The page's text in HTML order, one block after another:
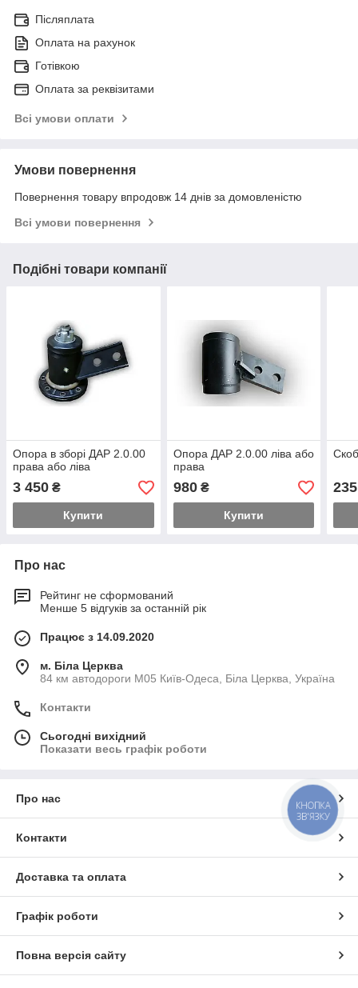
Післяплата
Оплата на рахунок
Готівкою
Оплата за реквізитами
Всі умови оплати
Умови повернення
Повернення товару впродовж 14 днів за домовленістю
Всі умови повернення
Подібні товари компанії
Опора в зборі ДАР 2.0.00
права або ліва
3 450 ₴
Купити
Опора ДАР 2.0.00 ліва або
права
980₴
Купити
235
Про нас
Рейтинг не сформований
Менше 5 відгуків за останній рік
Працює з 14.09.2020
м. Біла Церква
84 км автодороги М05 Київ-Одеса, Біла Церква, Україна
Контакти
Сьогодні вихідний
Показати весь графік роботи
Про нас
Контакти
Доставка та оплата
Графік роботи
Повна версія сайту
КНОПКА
ЗВ'ЯЗКУ